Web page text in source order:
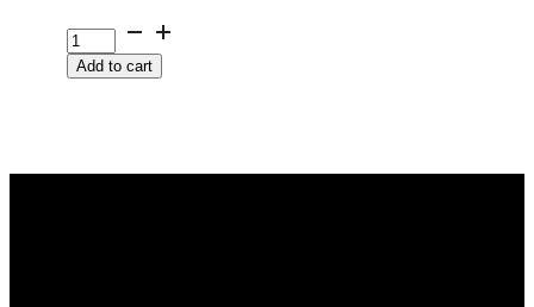
G235/55R19
105Y
XLAdd to cart